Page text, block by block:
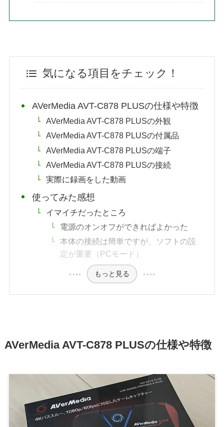
気になる項目をチェック！
AVerMedia AVT-C878 PLUSの仕様や特徴
AVerMedia AVT-C878 PLUSの外観
AVerMedia AVT-C878 PLUSの付属品
AVerMedia AVT-C878 PLUSの端子
AVerMedia AVT-C878 PLUSの接続
実際に録画をした動画
使ってみた感想
イマイチだったところ
電源のオンオフができればよかった
本体の接続は簡単ですが、ソフトの設
定が重要（PCモード）
もっと見る
AVerMedia AVT-C878 PLUSの仕様や特徴